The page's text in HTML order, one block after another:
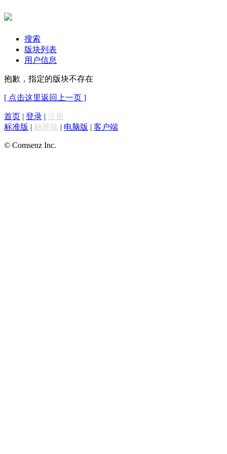
搜索
版块列表
用户信息
抱歉，指定的版块不存在
[ 点击这里返回上一页 ]
首页 | 登录 | 注册
标准版 | 触屏版 | 电脑版 | 客户端
© Comsenz Inc.